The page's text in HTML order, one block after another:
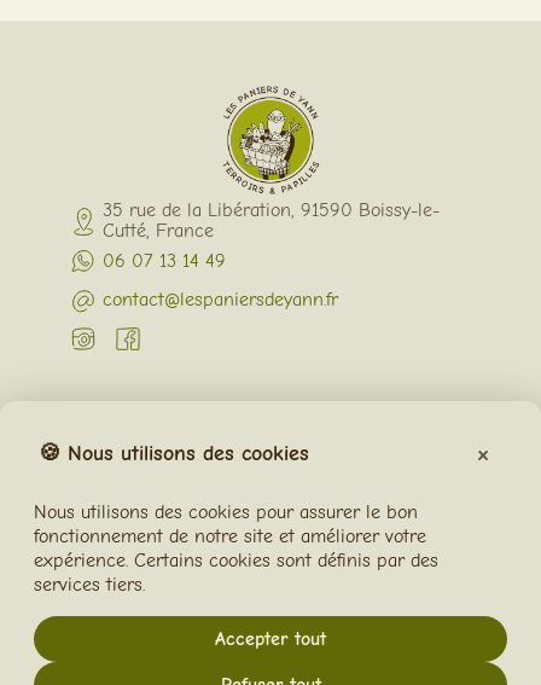
🍪 Nous utilisons des cookies ×
Nous utilisons des cookies pour assurer le bon
fonctionnement de notre site et améliorer votre
expérience. Certains cookies sont définis par des
services tiers.
Accepter tout
35 rue de la Libération, 91590 Boissy-le-
Cutté, France
06 07 13 14 49
contact@lespaniersdeyann.fr
Contactez-nous
J'exerce mon droit de rétractation
Votre compte